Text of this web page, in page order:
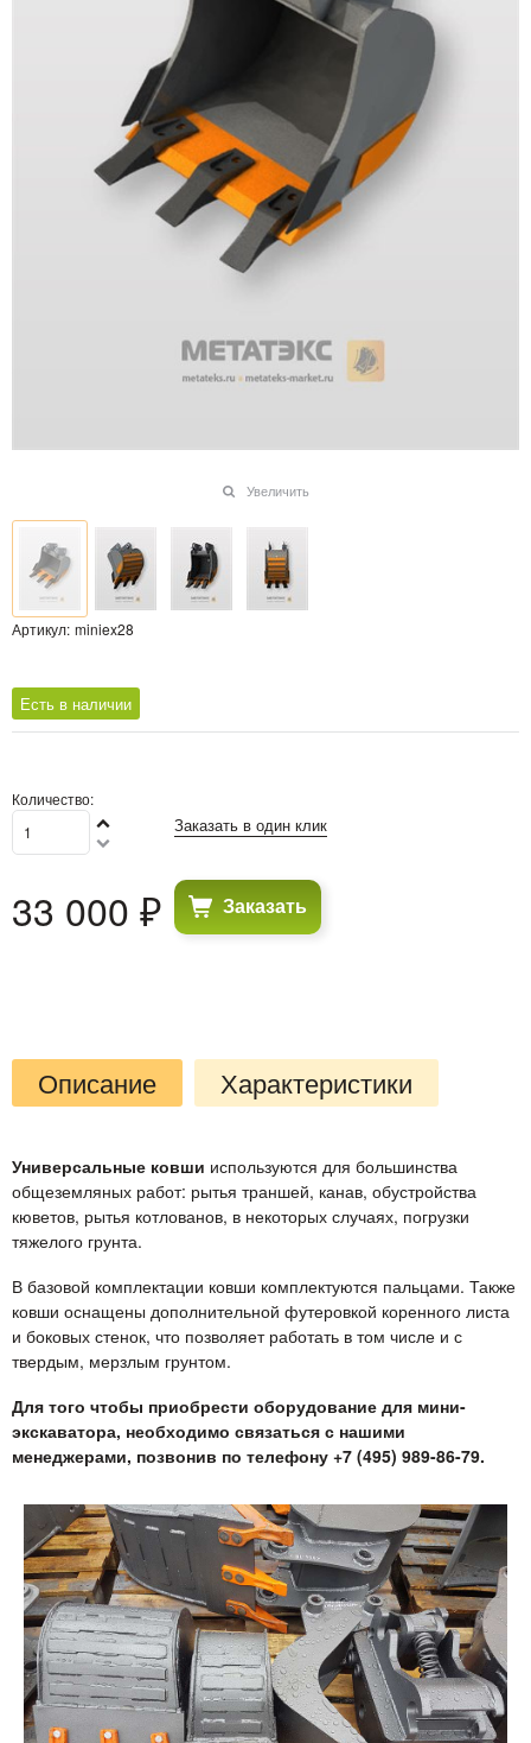
Увеличить
Артикул: miniex28
Есть в наличии
Количество:
33 000 ₽
Заказать в один клик
Заказать
Описание Характеристики
Универсальные ковши используются для большинства
общеземляных работ: рытья траншей, канав, обустройства
кюветов, рытья котлованов, в некоторых случаях, погрузки
тяжелого грунта.
В базовой комплектации ковши комплектуются пальцами. Также
ковши оснащены дополнительной футеровкой коренного листа
и боковых стенок, что позволяет работать в том числе и с
твердым, мерзлым грунтом.
Для того чтобы приобрести оборудование для мини-
экскаватора, необходимо связаться с нашими
менеджерами, позвонив по телефону +7 (495) 989-86-79.